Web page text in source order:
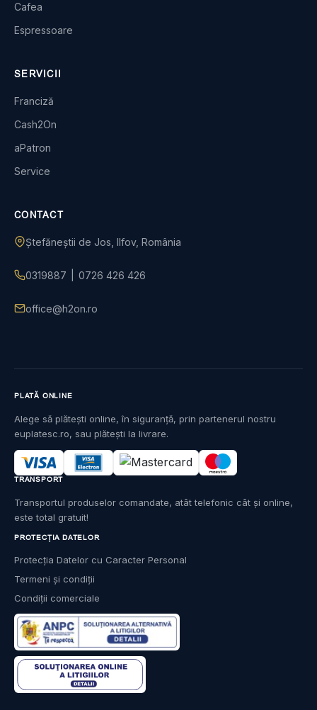
Cafea
Espressoare
SERVICII
Franciză
Cash2On
aPatron
Service
CONTACT
Ștefăneștii de Jos, Ilfov, România
0319887 0726 426 426
office@h2on.ro
PROTECȚIA DATELOR
Protecția Datelor cu Caracter Personal
Termeni și condiții
Condiții comerciale
PLATĂ ONLINE
Alege să plătești online, în siguranță, prin partenerul nostru
euplatesc.ro, sau plătești la livrare.
TRANSPORT
Transportul produselor comandate, atât telefonic cât și online,
este total gratuit!